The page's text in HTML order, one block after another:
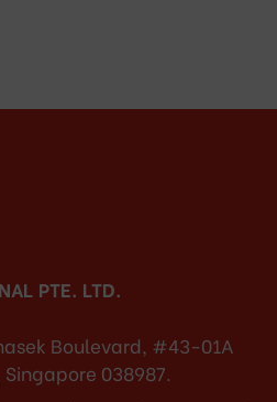
PTE. LTD.
Boulevard, #43-01A
038987.